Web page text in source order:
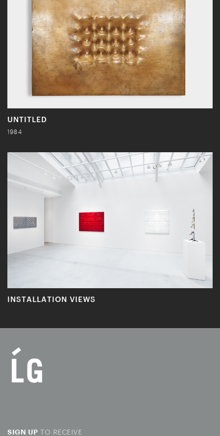
UNTITLED
1984
INSTALLATION VIEWS
SIGN UP TO RECEIVE